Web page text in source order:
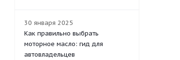
30 января 2025
Как правильно выбрать
моторное масло: гид для
автовладельцев